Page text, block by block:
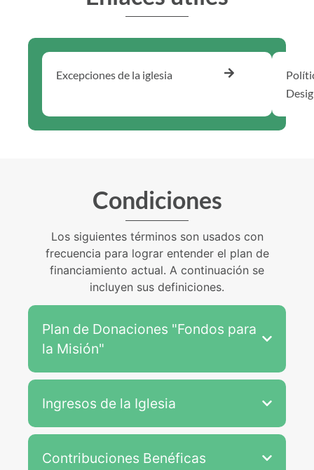
Excepciones de la iglesia
Condiciones
Los siguientes términos son usados con
frecuencia para lograr entender el plan de
financiamiento actual. A continuación se
incluyen sus definiciones.
Plan de Donaciones "Fondos para
la Misión"
Ingresos de la Iglesia
Contribuciones Benéficas